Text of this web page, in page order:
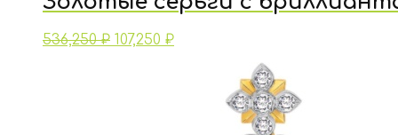
536,250₽ 107,250 ₽